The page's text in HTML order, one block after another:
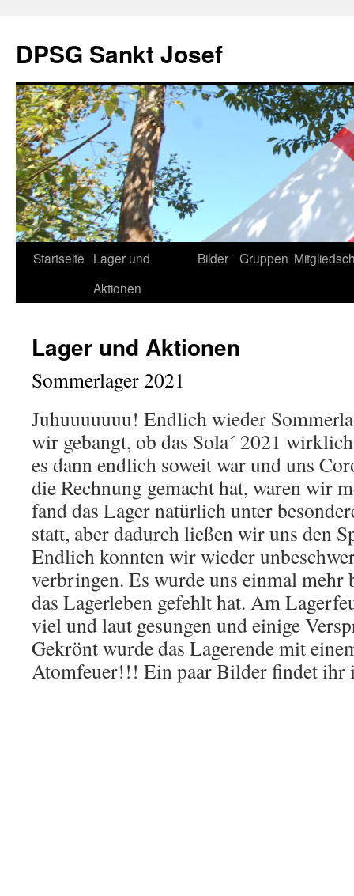
DPSG Sankt Josef
Zum
Startseite Lager und
Aktionen
Bilder Gruppen
Lager und Aktionen
Sommerlager 2021
Juhuuuuuuu! Endlich wieder
wir gebangt, ob das Sola´ 2021
es dann endlich soweit war und uns
die Rechnung gemacht hat, waren wir
fand das Lager natürlich unter
statt, aber dadurch ließen wir uns den
Endlich konnten wir wieder
verbringen. Es wurde uns einmal mehr
das Lagerleben gefehlt hat. Am
viel und laut gesungen und einige
Gekrönt wurde das Lagerende mit
Atomfeuer!!! Ein paar Bilder findet ihr